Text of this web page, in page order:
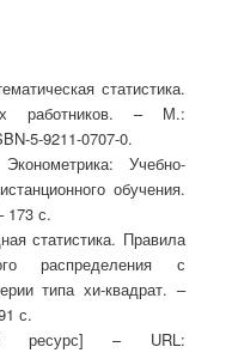
статистика.
работников. – М.:
5-9211-0707-0.
Учебно-
обучения.
173 с.
статистика. Правила
распределения с
типа хи-квадрат. –
с.
ресурс] – URL: